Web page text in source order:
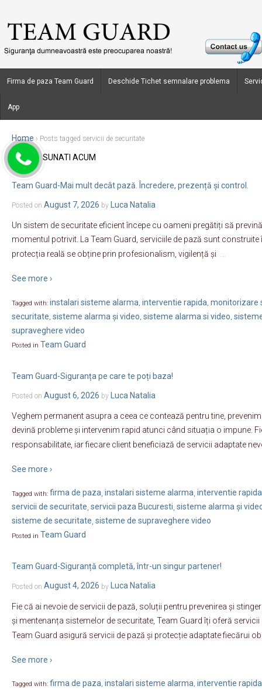
Firma de paza Team Guard Deschide Tichet semnalare problema
App
Home › Posts tagged servicii de securitate
Blog Archives
Team Guard-Mai mult decât pază. Încredere, prezență și control.
Posted on August 7, 2026 by Luca Natalia
Un sistem de securitate eficient începe cu oameni pregătiți să
momentul potrivit. La Team Guard, serviciile de pază sunt
protecția reală se obține prin profesionalism, vigilență și
See more ›
Tagged with: instalari sisteme alarma, interventie rapida, monitorizare
securitate, sisteme alarma și video, sisteme alarma si video,
supraveghere video
Posted in Team Guard
Team Guard-Siguranța pe care te poți baza!
Posted on August 6, 2026 by Luca Natalia
Veghem permanent asupra a ceea ce contează pentru tine,
devină probleme și intervenim rapid atunci când situația o impune.
responsabilitate, iar fiecare client beneficiază de servicii adaptate
See more ›
Tagged with: firma de paza instalari sisteme alarma interventie rapida
servicii de securitate servicii paza Bucuresti sisteme alarma și
sisteme de securitate sisteme de supraveghere video
Posted in Team Guard
Team Guard-Siguranță completă, într-un singur partener!
Posted on August 4, 2026 by Luca Natalia
Fie că ai nevoie de servicii de pază, soluții pentru prevenirea și
și mentenanța sistemelor de securitate, Team Guard îți oferă
Team Guard asigură servicii de pază și protecție adaptate fiecărui
See more ›
Tagged with: firma de paza, instalari sisteme alarma, interventie rapida
SUNATI ACUM